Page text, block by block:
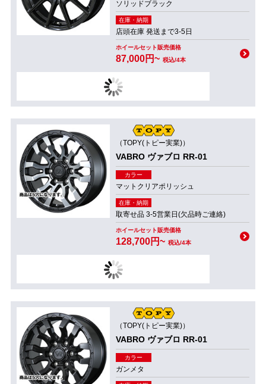
ソリッドブラック
在庫・納期
店頭在庫 発送まで3-5日
ホイールセット販売価格
87,000円~ 税込/4本
（TOPY(トピー実業)）
VABRO ヴァブロ RR-01
カラー
マットクリアポリッシュ
在庫・納期
取寄せ品 3-5営業日(欠品時ご連絡)
ホイールセット販売価格
128,700円~ 税込/4本
（TOPY(トピー実業)）
VABRO ヴァブロ RR-01
カラー
ガンメタ